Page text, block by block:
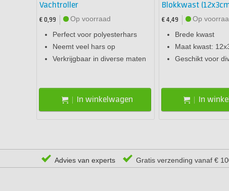
Vachtroller
€ 0,99
Op voorraad
Perfect voor polyesterhars
Neemt veel hars op
Verkrijgbaar in diverse maten
In winkelwagen
Blokkwast
€ 4,49
Op
Brede kwast
Maat kwast:
Geschikt voor
In
Advies van experts Gratis verzending vanaf €